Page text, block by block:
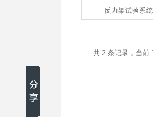
反力架试验系
共 2 条记录，当